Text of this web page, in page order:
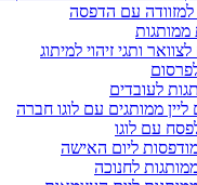
למזוודה עם הדפסה
ממותגות
ותגי זיהוי למיתוג
לעובדים
ליין ממותגים עם לוגו חברה
עם לוגו
ליום האישה
לחנוכה